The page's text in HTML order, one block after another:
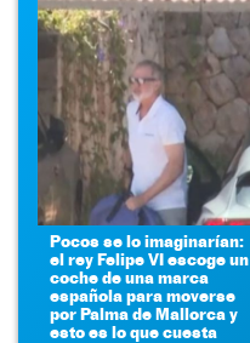
Pocos se lo imaginarían:
el rey Felipe VI escoge un
coche de una marca
española para moverse
por Palma de Mallorca y
esto es lo que cuesta